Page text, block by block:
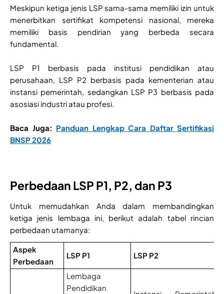
Meskipun ketiga jenis LSP sama-sama memiliki izin untuk
menerbitkan sertifikat kompetensi nasional, mereka
memiliki basis pendirian yang berbeda secara
fundamental.
LSP P1 berbasis pada institusi pendidikan atau
perusahaan, LSP P2 berbasis pada kementerian atau
instansi pemerintah, sedangkan LSP P3 berbasis pada
asosiasi industri atau profesi.
Baca Juga: Panduan Lengkap Cara Daftar Sertifikasi
BNSP 2026
Perbedaan LSP P1, P2, dan P3
Untuk memudahkan Anda dalam membandingkan
ketiga jenis lembaga ini, berikut adalah tabel rincian
perbedaan utamanya:
Aspek
Perbedaan
LSP P1 LSP P2
Lembaga
Pendidikan